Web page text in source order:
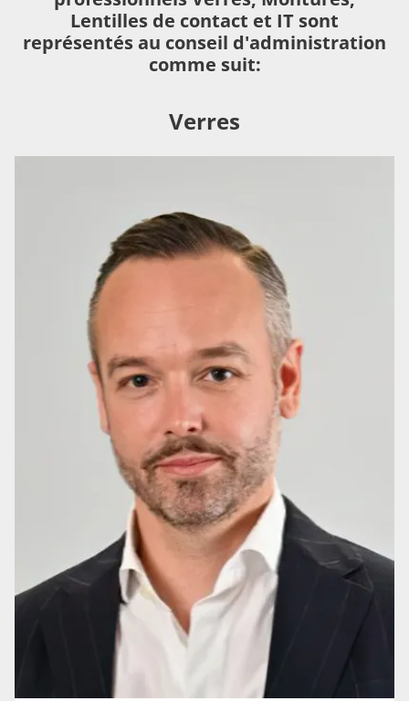
Lentilles de contact et IT sont
représentés au conseil d'administration
comme suit:
Verres